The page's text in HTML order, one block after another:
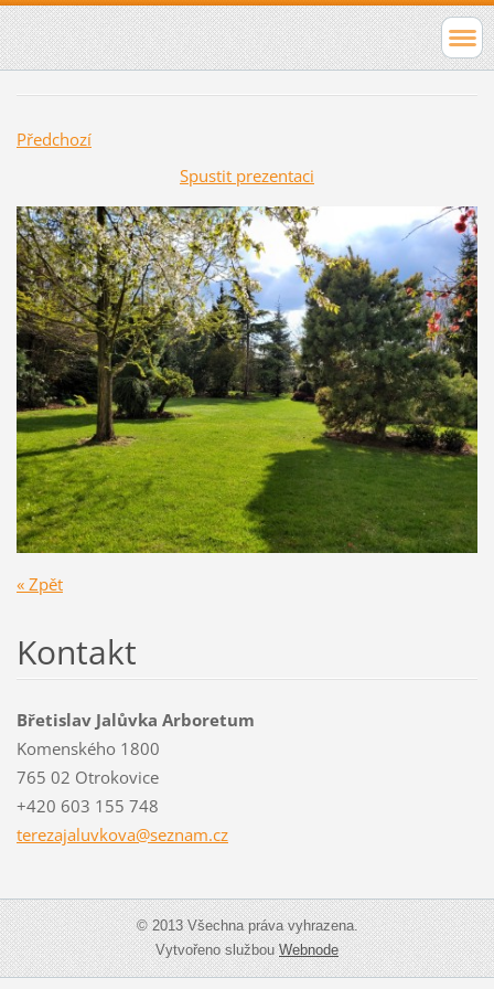
Předchozí
Spustit prezentaci
« Zpět
Kontakt
Břetislav Jalůvka Arboretum
Komenského 1800
765 02 Otrokovice
+420 603 155 748
terezajaluvkova@seznam.cz
© 2013 Všechna práva vyhrazena.
Vytvořeno službouWebnode